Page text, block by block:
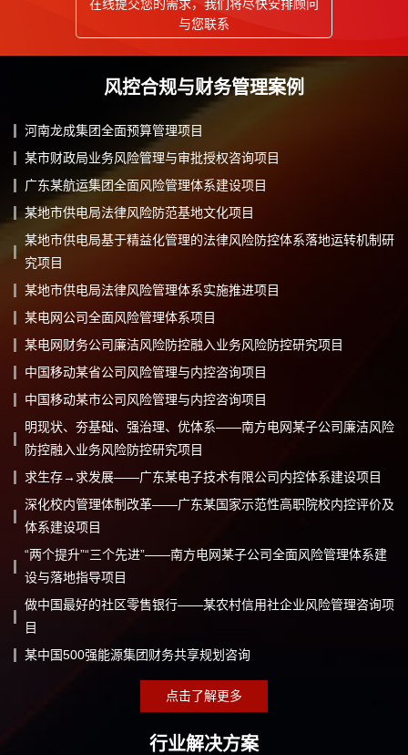
在线提交您的需求，我们将尽快安排顾问
与您联系
风控合规与财务管理案例
河南龙成集团全面预算管理项目
某市财政局业务风险管理与审批授权咨询项目
广东某航运集团全面风险管理体系建设项目
某地市供电局法律风险防范基地文化项目
某地市供电局基于精益化管理的法律风险防控体系落地运转机制研
究项目
某地市供电局法律风险管理体系实施推进项目
某电网公司全面风险管理体系项目
某电网财务公司廉洁风险防控融入业务风险防控研究项目
中国移动某省公司风险管理与内控咨询项目
中国移动某市公司风险管理与内控咨询项目
明现状、夯基础、强治理、优体系——南方电网某子公司廉洁风险
防控融入业务风险防控研究项目
求生存→求发展——广东某电子技术有限公司内控体系建设项目
深化校内管理体制改革——广东某国家示范性高职院校内控评价及
体系建设项目
“两个提升”“三个先进”——南方电网某子公司全面风险管理体系建
设与落地指导项目
做中国最好的社区零售银行——某农村信用社企业风险管理咨询项
目
某中国500强能源集团财务共享规划咨询
点击了解更多
行业解决方案